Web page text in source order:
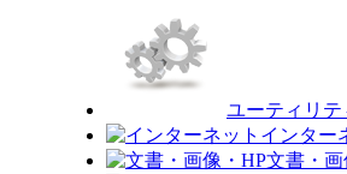
ユーティリテ
インター
文書・